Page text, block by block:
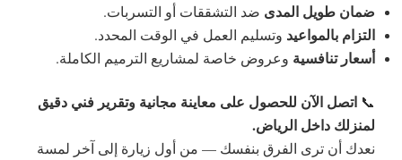
ضمان طويل المدى ضد التشققات أو التسربات.
التزام بالمواعيد وتسليم العمل في الوقت المحدد.
أسعار تنافسية وعروض خاصة لمشاريع الترميم الكاملة.
📞 اتصل الآن للحصول على معاينة مجانية وتقرير فني دقيق
لمنزلك داخل الرياض.
نعدك أن ترى الفرق بنفسك — من أول زيارة إلى آخر لمسة